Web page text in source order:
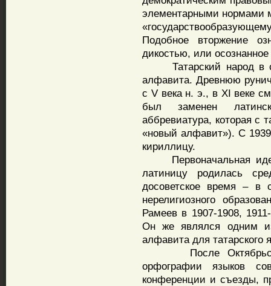
элементарными нормами
Подобное вторжение
дикостью, или
Татарский народ в
алфавита. Древнюю
с V века н. э., в XI веке
был заменен
аббревиатура, которая с
«новый алфавит»). С
кириллицу.
Первоначальная идея
латиницу родилась
досоветское время – в
нерелигиозного
Рамеев в 1907-1908,
Он же являлся одним из
алфавита для татарского
После Октябрьской
орфографии языков
конференции и съезды,